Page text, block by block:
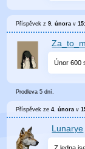
Příspěvek z9. února v
Únor 600
Prodleva 5 dní.
Příspěvek ze4. února v
Lunarye